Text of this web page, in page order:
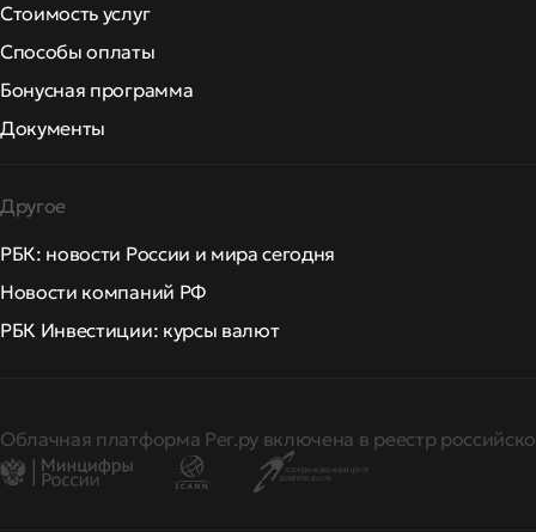
Стоимость услуг
Способы оплаты
Бонусная программа
Документы
Другое
РБК: новости России и мира сегодня
Новости компаний РФ
РБК Инвестиции: курсы валют
Облачная платформа Рег.ру включена в реестр